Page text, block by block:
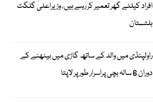
افراد کیلئے گھر تعمیر کر رہے ہیں، وزیراعلیٰ گلگت
بلتستان
راولپنڈی میں والد کے ساتھ گاڑی میں بیٹھنے کے
دوران 6 سالہ بچی پراسرار طور پر لاپتا